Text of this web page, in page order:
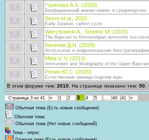
Горячева А.А. (2020)
Биофациальный анализ нижне- и среднеюрских
Storm et al., 2020
Early Jurassic carbon cycle
Wierzbowski A., Smelror M. (2020)
The Bajocian to Kimmeridgian ammonite
Киселев Д.Н. (2020)
Arcticoceras и инфразональная
Mitta V. V. (2019)
Ammonites and Stratigraphy of the Upper Bajocian
Репин Ю.С. (2020)
Естественные границы отделов юры
В этом форуме тем: 2010 . На странице показано тем: 50
Страница 3 из 41 « 1 2 3 4 5 … 40 41
»
Обычная тема (Есть новые сообщения)
Обычная тема
Обычная тема (Нет новых сообщений)
Тема - опрос